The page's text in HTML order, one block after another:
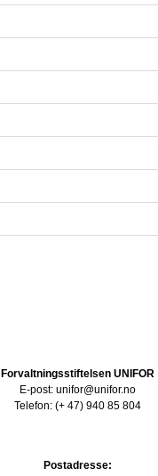
Forvaltningsstiftelsen UNIFOR
E-post: unifor@unifor.no
Telefon: (+ 47) 940 85 804
Postadresse: